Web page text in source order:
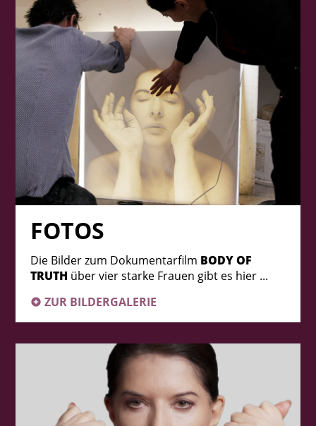
FOTOS
Die Bilder zum Dokumentarfilm BODY OF
TRUTH über vier starke Frauen gibt es hier ...
ZUR BILDERGALERIE